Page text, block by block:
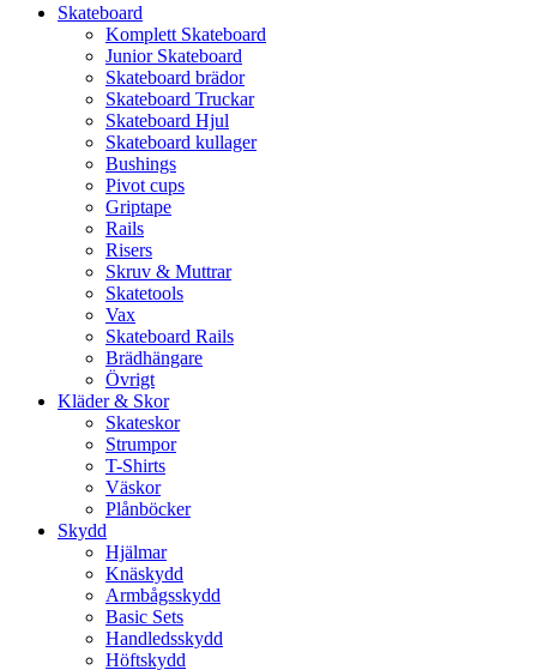
Skateboard
Komplett Skateboard
Junior Skateboard
Skateboard brädor
Skateboard Truckar
Skateboard Hjul
Skateboard kullager
Bushings
Pivot cups
Griptape
Rails
Risers
Skruv & Muttrar
Skatetools
Vax
Skateboard Rails
Brädhängare
Övrigt
Kläder & Skor
Skateskor
Strumpor
T-Shirts
Väskor
Plånböcker
Skydd
Hjälmar
Knäskydd
Armbågsskydd
Basic Sets
Handledsskydd
Höftskydd